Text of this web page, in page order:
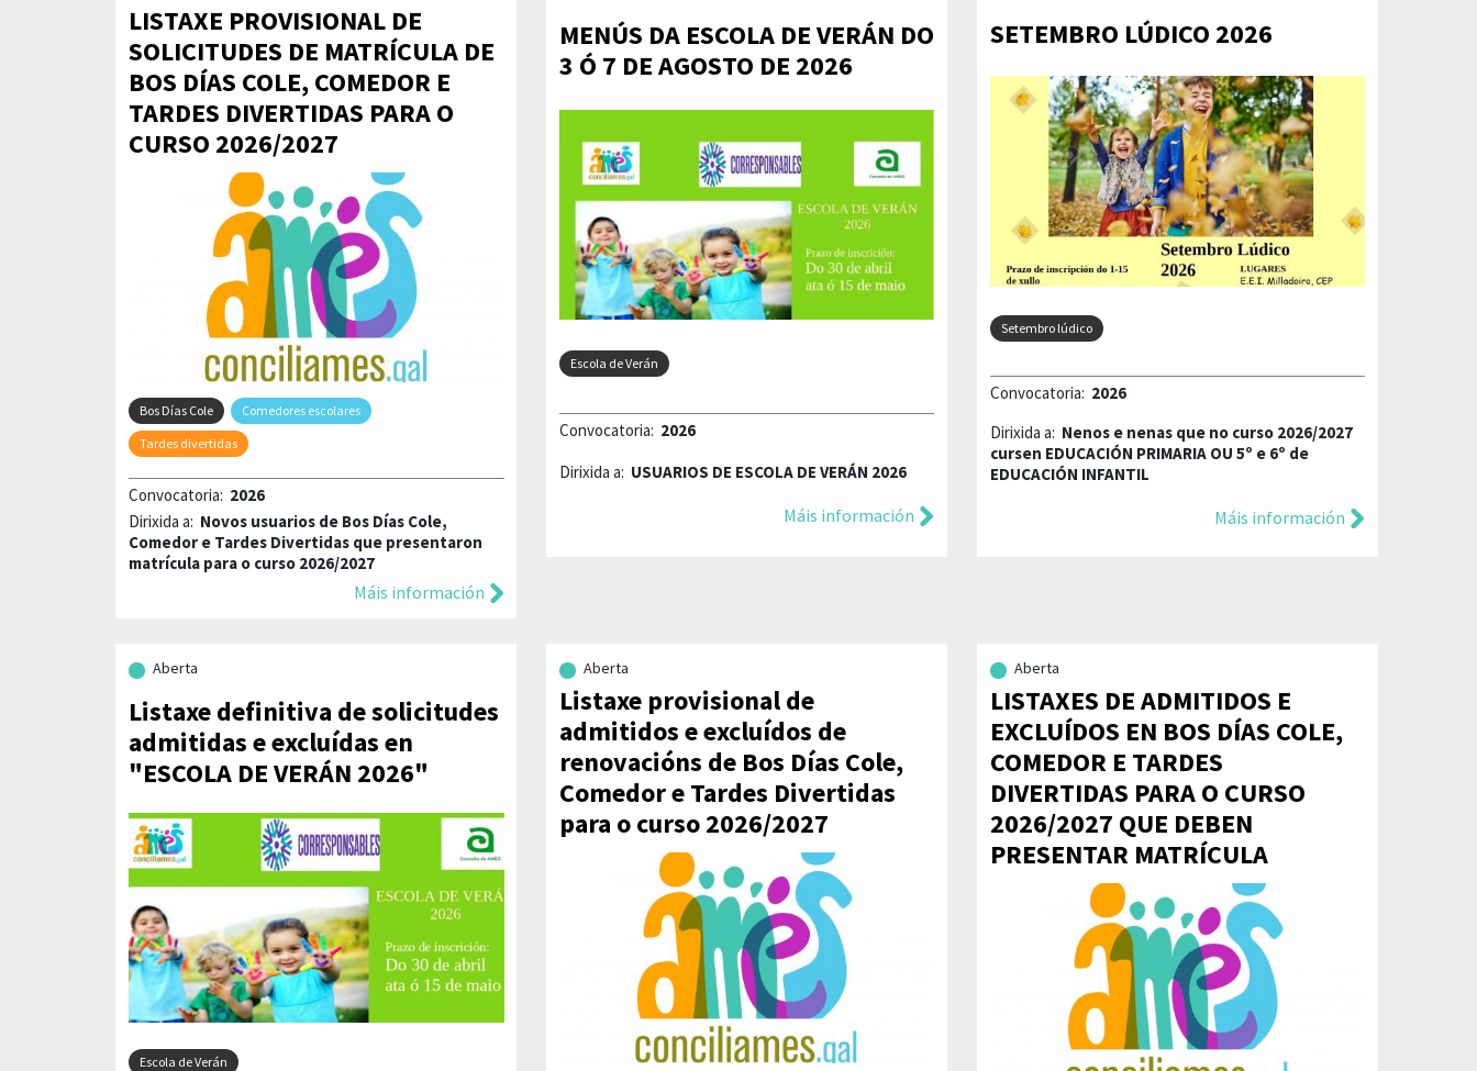
LISTAXE PROVISIONAL DE
SOLICITUDES DE MATRÍCULA DE
BOS DÍAS COLE, COMEDOR E
TARDES DIVERTIDAS PARA O
CURSO 2026/2027
Bos Días Cole
Comedores escolares
Tardes divertidas
Convocatoria: 2026
Dirixida a: Novos usuarios de Bos Días Cole,
Comedor e Tardes Divertidas que presentaron
matrícula para o curso 2026/2027
Máis información
MENÚS DA ESCOLA DE VERÁN DO
3 Ó 7 DE AGOSTO DE 2026
Escola de Verán
Convocatoria: 2026
Dirixida a: USUARIOS DE ESCOLA DE VERÁN 2026
Máis información
SETEMBRO LÚDICO 2026
Setembro lúdico
Convocatoria: 2026
Dirixida a: Nenos e nenas que no curso 2026/2027
cursen EDUCACIÓN PRIMARIA OU 5º e 6º de
EDUCACIÓN INFANTIL
Máis información
Aberta
Listaxe definitiva de solicitudes
admitidas e excluídas en
"ESCOLA DE VERÁN 2026"
Escola de Verán
Aberta
Listaxe provisional de
admitidos e excluídos de
renovacións de Bos Días Cole,
Comedor e Tardes Divertidas
para o curso 2026/2027
Aberta
LISTAXES DE ADMITIDOS E
EXCLUÍDOS EN BOS DÍAS COLE,
COMEDOR E TARDES
DIVERTIDAS PARA O CURSO
2026/2027 QUE DEBEN
PRESENTAR MATRÍCULA